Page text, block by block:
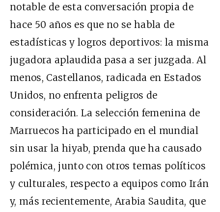
notable de esta conversación propia de
hace 50 años es que no se habla de
estadísticas y logros deportivos: la misma
jugadora aplaudida pasa a ser juzgada. Al
menos, Castellanos, radicada en Estados
Unidos, no enfrenta peligros de
consideración. La selección femenina de
Marruecos ha participado en el mundial
sin usar la hiyab, prenda que ha causado
polémica, junto con otros temas políticos
y culturales, respecto a equipos como Irán
y, más recientemente, Arabia Saudita, que